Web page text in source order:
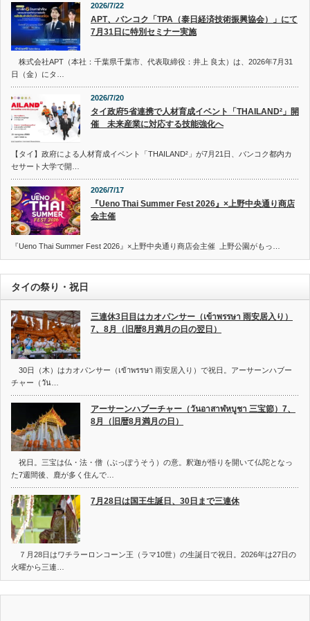
2026/7/22
APT、バンコク「TPA（泰日経済技術振興協会）」にて
7月31日に特別セミナー実施
株式会社APT（本社：千葉県千葉市、代表取締役：井上 良太）は、2026年7月31
日（金）にタ…
2026/7/20
タイ政府5省連携で人材育成イベント「THAILAND²」開
催 未来産業に対応する技能強化へ
【タイ】政府による人材育成イベント「THAILAND²」が7月21日、バンコク都内カ
セサート大学で開…
2026/7/17
『Ueno Thai Summer Fest 2026』×上野中央通り商店
会主催
『Ueno Thai Summer Fest 2026』×上野中央通り商店会主催 上野公園がもっ…
タイの祭り・祝日
三連休3日目はカオパンサー（เข้าพรรษา 雨安居入り）
7、8月（旧暦8月満月の日の翌日）
30日（木）はカオパンサー（เข้าพรรษา 雨安居入り）で祝日。アーサーンハブー
チャー（วัน…
アーサーンハブーチャー（วันอาสาฬหบูชา 三宝節）7、
8月（旧暦8月満月の日）
祝日。三宝は仏・法・僧（ぶっぽうそう）の意。釈迦が悟りを開いて仏陀となっ
た7週間後、鹿が多く住んで…
7月28日は国王生誕日、30日まで三連休
７月28日はワチラーロンコーン王（ラマ10世）の生誕日で祝日。2026年は27日の
火曜から三連…